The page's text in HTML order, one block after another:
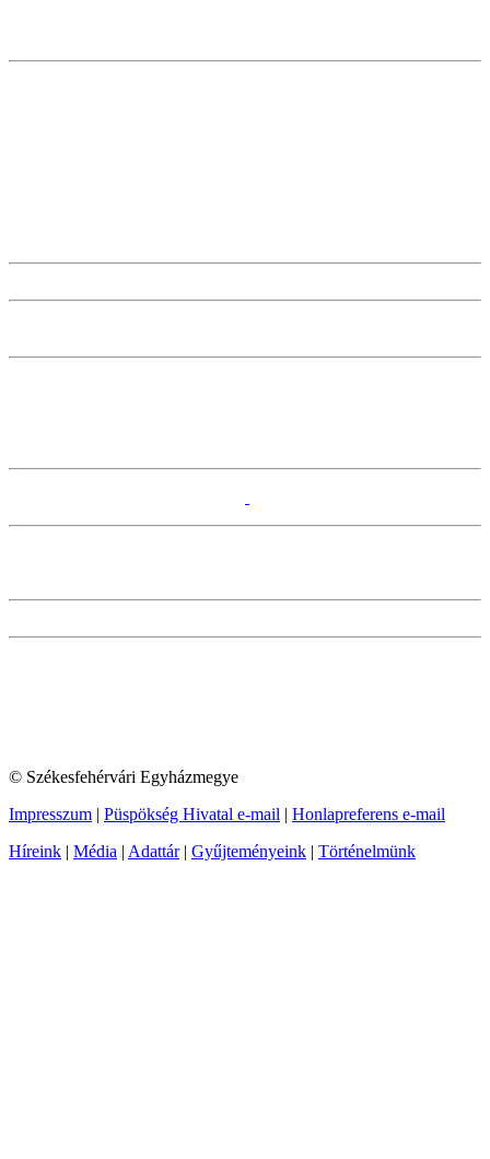
© Székesfehérvári Egyházmegye
Impresszum | Püspökség Hivatal e-mail | Honlapreferens e-mail
Híreink | Média | Adattár| Gyűjteményeink | Történelmünk